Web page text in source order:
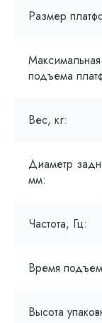
Размер
подъема
Вес, кг:
Диаметр
мм:
Частота, Гц:
Время
Высота